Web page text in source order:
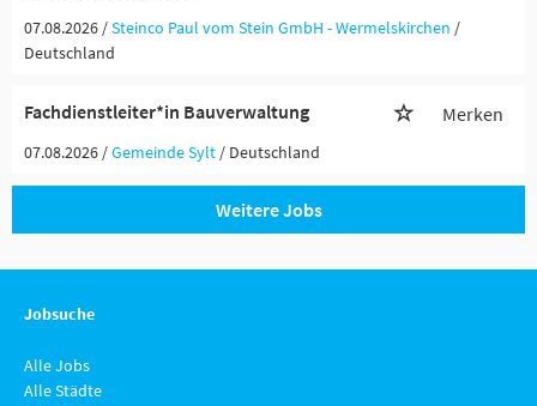
07.08.2026 /Steinco Paul vom Stein GmbH - Wermelskirchen /
Deutschland
Fachdienstleiter*in Bauverwaltung Merken
07.08.2026 /Gemeinde Sylt / Deutschland
Weitere Jobs
Jobsuche
Alle Jobs
Alle Städte